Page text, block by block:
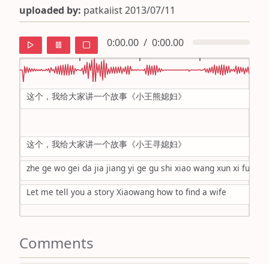
uploaded by: patkaiist 2013/07/11
0:00.00 / 0:00.00
default
mandarin
roman
english
这个，我给大家讲一个故事《小王熊媳妇》
这个，我给大家讲一个故事《小王寻媳妇》
zhe ge wo gei da jia jiang yi ge gu shi xiao wang xun xi fu
Let me tell you a story Xiaowang how to find a wife
Comments